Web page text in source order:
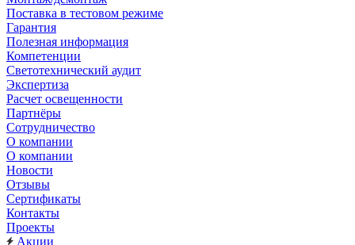
Поставка в тестовом режиме
Гарантия
Полезная информация
Компетенции
Светотехнический аудит
Экспертиза
Расчет освещенности
Партнёры
Cотрудничество
О компании
О компании
Новости
Отзывы
Сертификаты
Контакты
Проекты
Акции